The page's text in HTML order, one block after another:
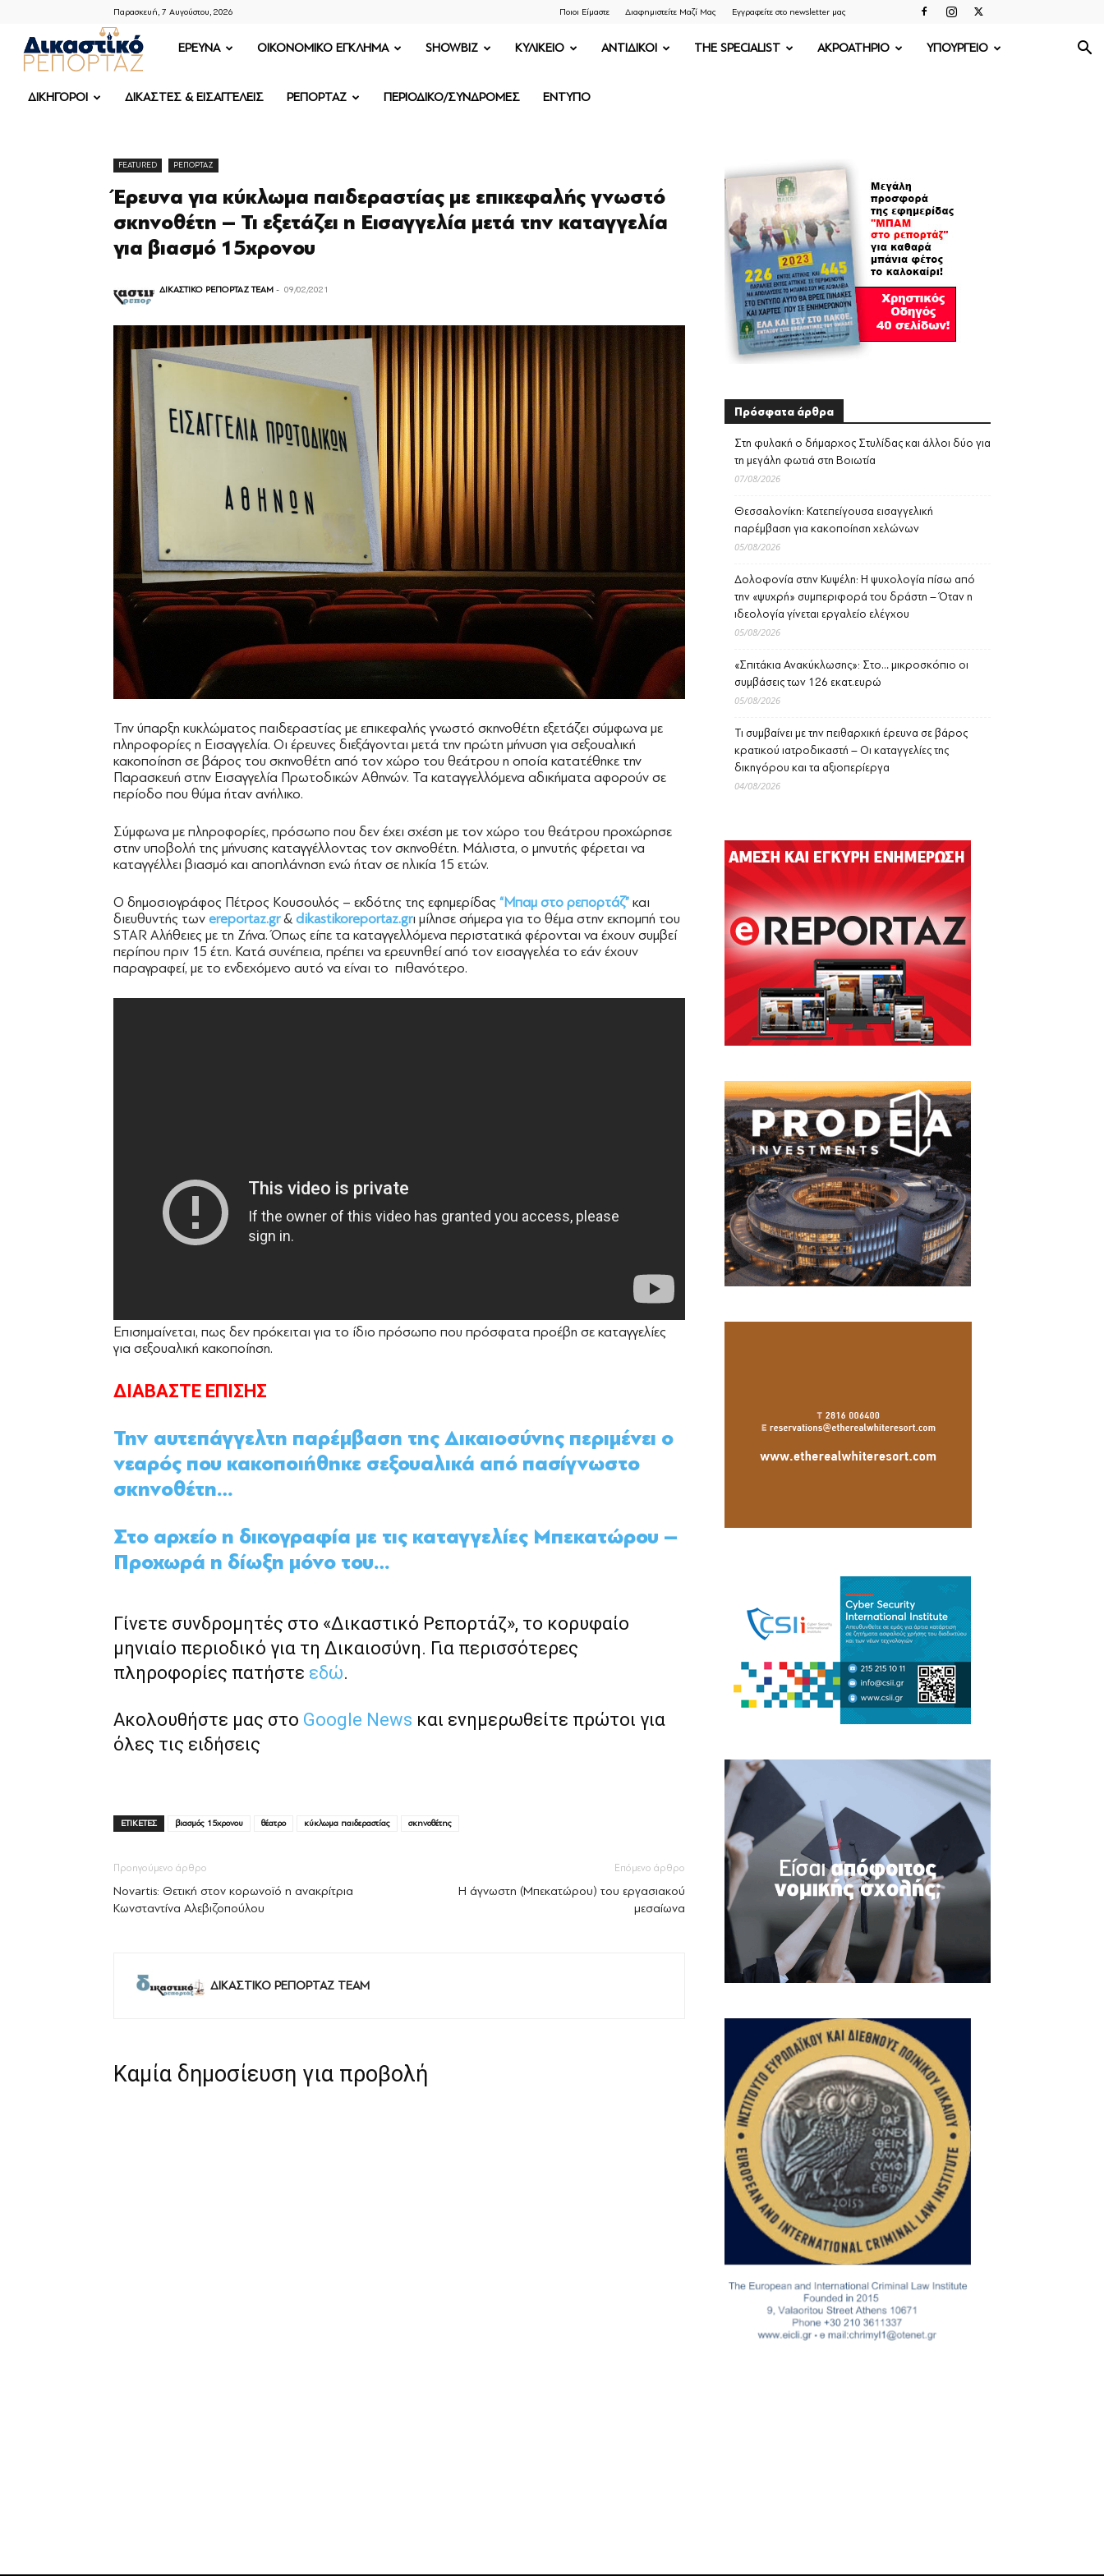
Παρασκευή, 7 Αυγούστου, 2026 Ποιοι Είμαστε Διαφημιστείτε Μαζί Μας Εγγραφείτε στο newsletter μας
ΔΙΚΑΣΤΙΚΟ
ΡΕΠΟΡΤΑΖ
ΕΡΕΥΝΑ OIKONOMIKO ΕΓΚΛΗΜΑ SHOWBIZ ΚΥΛΙΚΕΙΟ ΑΝΤΙΔΙΚΟΙ THE SPECIALIST ΑΚΡΟΑΤΗΡΙΟ ΥΠΟΥΡΓΕΙΟ
ΔΙΚΗΓΟΡΟΙ ΔΙΚΑΣΤΕΣ & ΕΙΣΑΓΓΕΛΕΙΣ ΡΕΠΟΡΤΑΖ ΠΕΡΙΟΔΙΚΟ/ΣΥΝΔΡΟΜΕΣ ΕΝΤΥΠΟ
FEATURED ΡΕΠΟΡΤΑΖ
Έρευνα για κύκλωμα παιδεραστίας με επικεφαλής γνωστό
σκηνοθέτη – Τι εξετάζει η Εισαγγελία μετά την καταγγελία
για βιασμό 15χρονου
ΔΙΚΑΣΤΙΚΟ ΡΕΠΟΡΤΑΖ TEAM - 09/02/2021
Την ύπαρξη κυκλώματος παιδεραστίας με επικεφαλής γνωστό σκηνοθέτη εξετάζει σύμφωνα με
πληροφορίες η Εισαγγελία. Οι έρευνες διεξάγονται μετά την πρώτη μήνυση για σεξουαλική
κακοποίηση σε βάρος του σκηνοθέτη από τον χώρο του θεάτρου η οποία κατατέθηκε την
Παρασκευή στην Εισαγγελία Πρωτοδικών Αθηνών. Τα καταγγελλόμενα αδικήματα αφορούν σε
περίοδο που θύμα ήταν ανήλικο.
Σύμφωνα με πληροφορίες, πρόσωπο που δεν έχει σχέση με τον χώρο του θεάτρου προχώρησε
στην υποβολή της μήνυσης καταγγέλλοντας τον σκηνοθέτη. Μάλιστα, ο μηνυτής φέρεται να
καταγγέλλει βιασμό και αποπλάνηση ενώ ήταν σε ηλικία 15 ετών.
Ο δημοσιογράφος Πέτρος Κουσουλός – εκδότης της εφημερίδας “Μπαμ στο ρεπορτάζ” και
διευθυντής των ereportaz.gr& dikastikoreportaz.grι μίλησε σήμερα για το θέμα στην εκπομπή του
STAR Αλήθειες με τη Ζήνα. Όπως είπε τα καταγγελλόμενα περιστατικά φέρονται να έχουν συμβεί
περίπου πριν 15 έτη. Κατά συνέπεια, πρέπει να ερευνηθεί από τον εισαγγελέα το εάν έχουν
παραγραφεί, με το ενδεχόμενο αυτό να είναι το πιθανότερο.
Επισημαίνεται, πως δεν πρόκειται για το ίδιο πρόσωπο που πρόσφατα προέβη σε καταγγελίες
για σεξουαλική κακοποίηση.
ΔΙΑΒΑΣΤΕ ΕΠΙΣΗΣ
Την αυτεπάγγελτη παρέμβαση της Δικαιοσύνης περιμένει ο
νεαρός που κακοποιήθηκε σεξουαλικά από πασίγνωστο
σκηνοθέτη…
Στο αρχείο η δικογραφία με τις καταγγελίες Μπεκατώρου –
Προχωρά η δίωξη μόνο του…
Γίνετε συνδρομητές στο «Δικαστικό Ρεπορτάζ», το κορυφαίο
μηνιαίο περιοδικό για τη Δικαιοσύνη. Για περισσότερες
πληροφορίες πατήστε εδώ.
Ακολουθήστε μας στο Google News και ενημερωθείτε πρώτοι για
όλες τις ειδήσεις
ΕΤΙΚΕΤΕΣ βιασμός 15χρονου θέατρο κύκλωμα παιδεραστίας σκηνοθέτης
Προηγούμενο άρθρο
Novartis: Θετική στον κορωνοϊό η ανακρίτρια
Κωνσταντίνα Αλεβιζοπούλου
Επόμενο άρθρο
Η άγνωστη (Μπεκατώρου) του εργασιακού
μεσαίωνα
ΔΙΚΑΣΤΙΚΟ ΡΕΠΟΡΤΑΖ TEAM
Καμία δημοσίευση για προβολή
Πρόσφατα άρθρα
Στη φυλακή ο δήμαρχος Στυλίδας και άλλοι δύο για
τη μεγάλη φωτιά στη Βοιωτία
07/08/2026
Θεσσαλονίκη: Κατεπείγουσα εισαγγελική
παρέμβαση για κακοποίηση χελώνων
05/08/2026
Δολοφονία στην Κυψέλη: Η ψυχολογία πίσω από
την «ψυχρή» συμπεριφορά του δράστη – Όταν η
ιδεολογία γίνεται εργαλείο ελέγχου
05/08/2026
«Σπιτάκια Ανακύκλωσης»: Στο… μικροσκόπιο οι
συμβάσεις των 126 εκατ.ευρώ
05/08/2026
Τι συμβαίνει με την πειθαρχική έρευνα σε βάρος
κρατικού ιατροδικαστή – Οι καταγγελίες της
δικηγόρου και τα αξιοπερίεργα
04/08/2026